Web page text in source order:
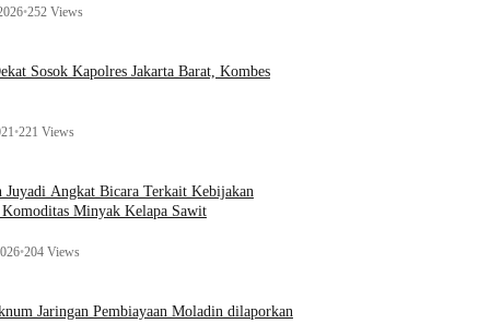
•252 Views
Sosok Kapolres Jakarta Barat, Kombes
•221 Views
Angkat Bicara Terkait Kebijakan
Minyak Kelapa Sawit
•204 Views
Jaringan Pembiayaan Moladin dilaporkan